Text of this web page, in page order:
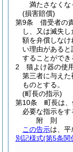
満たさなくな
(損害賠償)
第9条
借受者の
し、又は滅失
額を弁償しなけ
い理由がある
することができ
2
猫よけ器の使
第三者に与えた
ものとする。
(町長の指示)
第10条
町長は
必要な指示をす
附 則
この告示は、平
別記様式(第5条関